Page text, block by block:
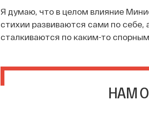
Я думаю, что в целом влияние
стихии развиваются сами по
сталкиваются по каким-то
НАМ